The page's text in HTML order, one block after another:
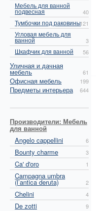
Мебель для ванной
подвесная 40
Тумбочки под раковины121
Угловая мебель для
ванной 3
Шкафчик для ванной 56
Уличная и дачная
мебель 61
Офисная мебель 199
Предметы интерьера 644
Производители: Мебель
для ванной
Angelo cappellini
6
Bounty charme 3
Ca' d'oro 1
Campagna umbra
(l’antica deruta) 2
Chelini 4
De zotti 9